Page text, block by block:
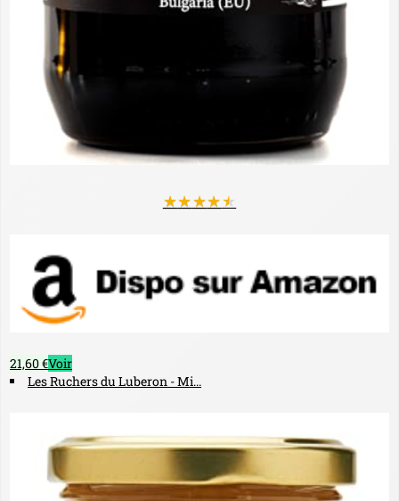
★★★★★
21,60 €Voir
Les Ruchers du Luberon - Mi...